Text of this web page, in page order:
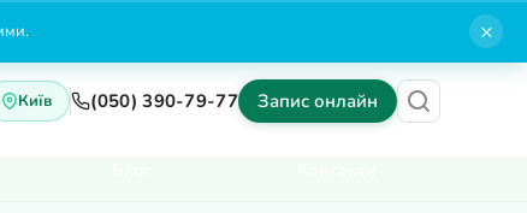
×
Київ (050) 390-79-77 Запис онлайн